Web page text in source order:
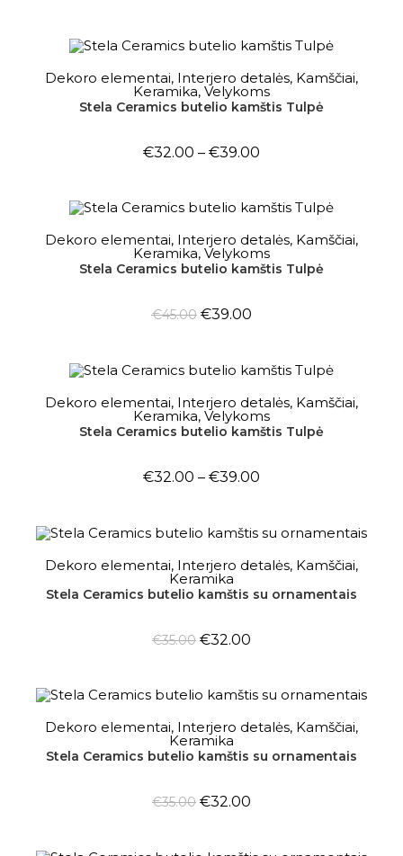
AKCIJA!
PASIRINKTI SAVYBES
Dekoro elementai, Interjero detalės, Kamščiai,
Keramika, Velykoms
Stela Ceramics butelio kamštis Tulpė
€32.00 – €39.00
DAUGIAU
Dekoro elementai, Interjero detalės, Kamščiai,
Keramika, Velykoms
Stela Ceramics butelio kamštis Tulpė
€45.00 €39.00
PASIRINKTI SAVYBES
Dekoro elementai, Interjero detalės, Kamščiai,
Keramika, Velykoms
Stela Ceramics butelio kamštis Tulpė
€32.00 – €39.00
DAUGIAU
Dekoro elementai, Interjero detalės, Kamščiai,
Keramika
Stela Ceramics butelio kamštis su ornamentais
€35.00 €32.00
DAUGIAU
Dekoro elementai, Interjero detalės, Kamščiai,
Keramika
Stela Ceramics butelio kamštis su ornamentais
€35.00 €32.00